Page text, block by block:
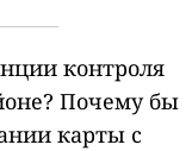
контроля
Почему бы
карты с